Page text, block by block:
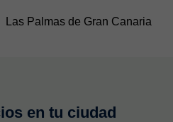
Las Palmas de Gran Canaria
en tu ciudad